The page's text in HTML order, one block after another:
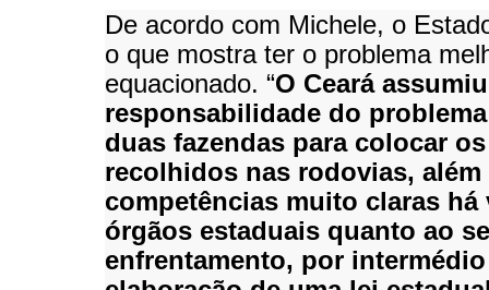
De acordo com Michele, o
o que mostra ter o problema
equacionado. “O Ceará
responsabilidade do
duas fazendas para colocar
recolhidos nas rodovias,
competências muito claras há
órgãos estaduais quanto ao
enfrentamento, por